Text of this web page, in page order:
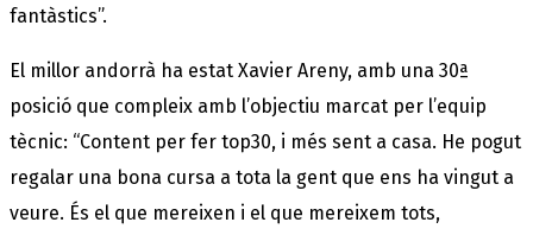
fantàstics”.
El millor andorrà ha estat Xavier Areny, amb una 30ª
posició que compleix amb l’objectiu marcat per l’equip
tècnic: “Content per fer top30, i més sent a casa. He pogut
regalar una bona cursa a tota la gent que ens ha vingut a
veure. És el que mereixen i el que mereixem tots,